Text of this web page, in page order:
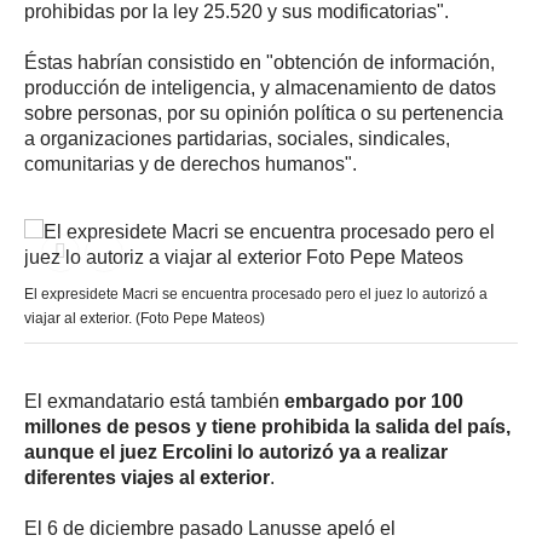
prohibidas por la ley 25.520 y sus modificatorias".
Éstas habrían consistido en "obtención de información,
producción de inteligencia, y almacenamiento de datos
sobre personas, por su opinión política o su pertenencia
a organizaciones partidarias, sociales, sindicales,
comunitarias y de derechos humanos".
El expresidete Macri se encuentra procesado pero el juez lo autorizó a
viajar al exterior. (Foto Pepe Mateos)
El exmandatario está también embargado por 100
millones de pesos y tiene prohibida la salida del país,
aunque el juez Ercolini lo autorizó ya a realizar
diferentes viajes al exterior.
El 6 de diciembre pasado Lanusse apeló el